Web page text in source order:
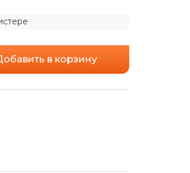
в корзину